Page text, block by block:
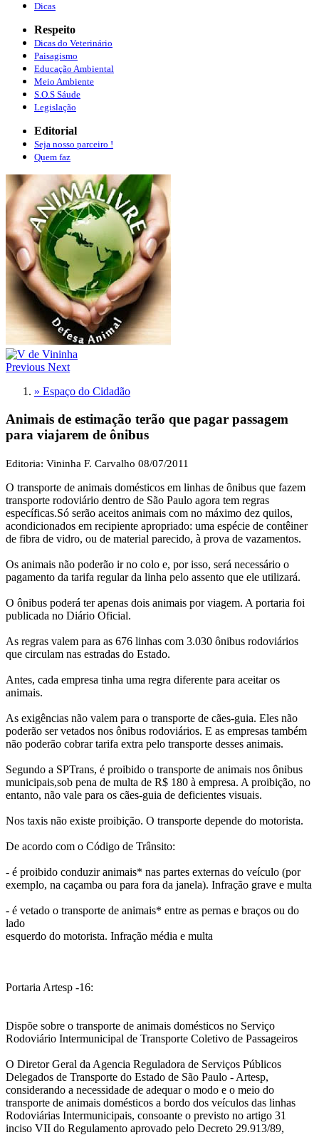
Dicas
Respeito
Dicas do Veterinário
Paisagismo
Educação Ambiental
Meio Ambiente
S.O.S Sáude
Legislação
Editorial
Seja nosso parceiro !
Quem faz
Previous Next
» Espaço do Cidadão
Animais de estimação terão que pagar passagem
para viajarem de ônibus
Editoria: Vininha F. Carvalho 08/07/2011
O transporte de animais domésticos em linhas de ônibus que fazem
transporte rodoviário dentro de São Paulo agora tem regras
específicas.Só serão aceitos animais com no máximo dez quilos,
acondicionados em recipiente apropriado: uma espécie de contêiner
de fibra de vidro, ou de material parecido, à prova de vazamentos.
Os animais não poderão ir no colo e, por isso, será necessário o
pagamento da tarifa regular da linha pelo assento que ele utilizará.
O ônibus poderá ter apenas dois animais por viagem. A portaria foi
publicada no Diário Oficial.
As regras valem para as 676 linhas com 3.030 ônibus rodoviários
que circulam nas estradas do Estado.
Antes, cada empresa tinha uma regra diferente para aceitar os
animais.
As exigências não valem para o transporte de cães-guia. Eles não
poderão ser vetados nos ônibus rodoviários. E as empresas também
não poderão cobrar tarifa extra pelo transporte desses animais.
Segundo a SPTrans, é proibido o transporte de animais nos ônibus
municipais,sob pena de multa de R$ 180 à empresa. A proibição, no
entanto, não vale para os cães-guia de deficientes visuais.
Nos taxis não existe proibição. O transporte depende do motorista.
De acordo com o Código de Trânsito:
- é proibido conduzir animais* nas partes externas do veículo (por
exemplo, na caçamba ou para fora da janela). Infração grave e multa
- é vetado o transporte de animais* entre as pernas e braços ou do
lado
esquerdo do motorista. Infração média e multa
Portaria Artesp -16:
Dispõe sobre o transporte de animais domésticos no Serviço
Rodoviário Intermunicipal de Transporte Coletivo de Passageiros
O Diretor Geral da Agencia Reguladora de Serviços Públicos
Delegados de Transporte do Estado de São Paulo - Artesp,
considerando a necessidade de adequar o modo e o meio do
transporte de animais domésticos a bordo dos veículos das linhas
Rodoviárias Intermunicipais, consoante o previsto no artigo 31
inciso VII do Regulamento aprovado pelo Decreto 29.913/89,